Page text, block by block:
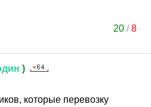
20 /8
)
которые перевозку